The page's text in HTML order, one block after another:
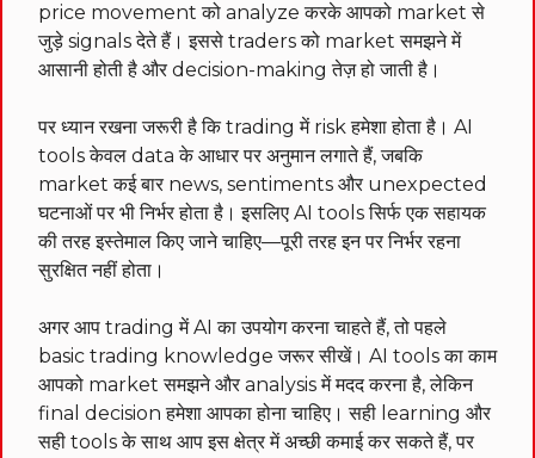
price movement को analyze करके आपको market से
जुड़े signals देते हैं। इससे traders को market समझने में
आसानी होती है और decision-making तेज़ हो जाती है।
पर ध्यान रखना जरूरी है कि trading में risk हमेशा होता है। AI
tools केवल data के आधार पर अनुमान लगाते हैं, जबकि
market कई बार news, sentiments और unexpected
घटनाओं पर भी निर्भर होता है। इसलिए AI tools सिर्फ एक सहायक
की तरह इस्तेमाल किए जाने चाहिए—पूरी तरह इन पर निर्भर रहना
सुरक्षित नहीं होता।
अगर आप trading में AI का उपयोग करना चाहते हैं, तो पहले
basic trading knowledge जरूर सीखें। AI tools का काम
आपको market समझने और analysis में मदद करना है, लेकिन
final decision हमेशा आपका होना चाहिए। सही learning और
सही tools के साथ आप इस क्षेत्र में अच्छी कमाई कर सकते हैं, पर